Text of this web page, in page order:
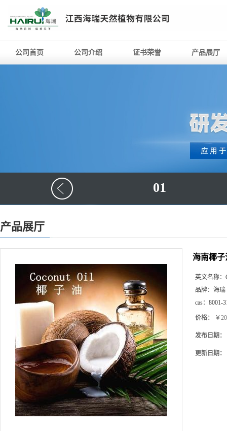
公司首页 公司介绍 证书荣誉 产品展厅
01
产品展厅
海南椰子
英文名称：
品牌： 海瑞
cas： 8001-
价格： ￥
发布日期：
更新日期：